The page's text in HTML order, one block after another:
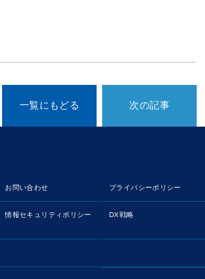
一覧にもどる 次の記事
お問い合わせ プライバシーポリシー
情報セキュリティポリシー DX戦略